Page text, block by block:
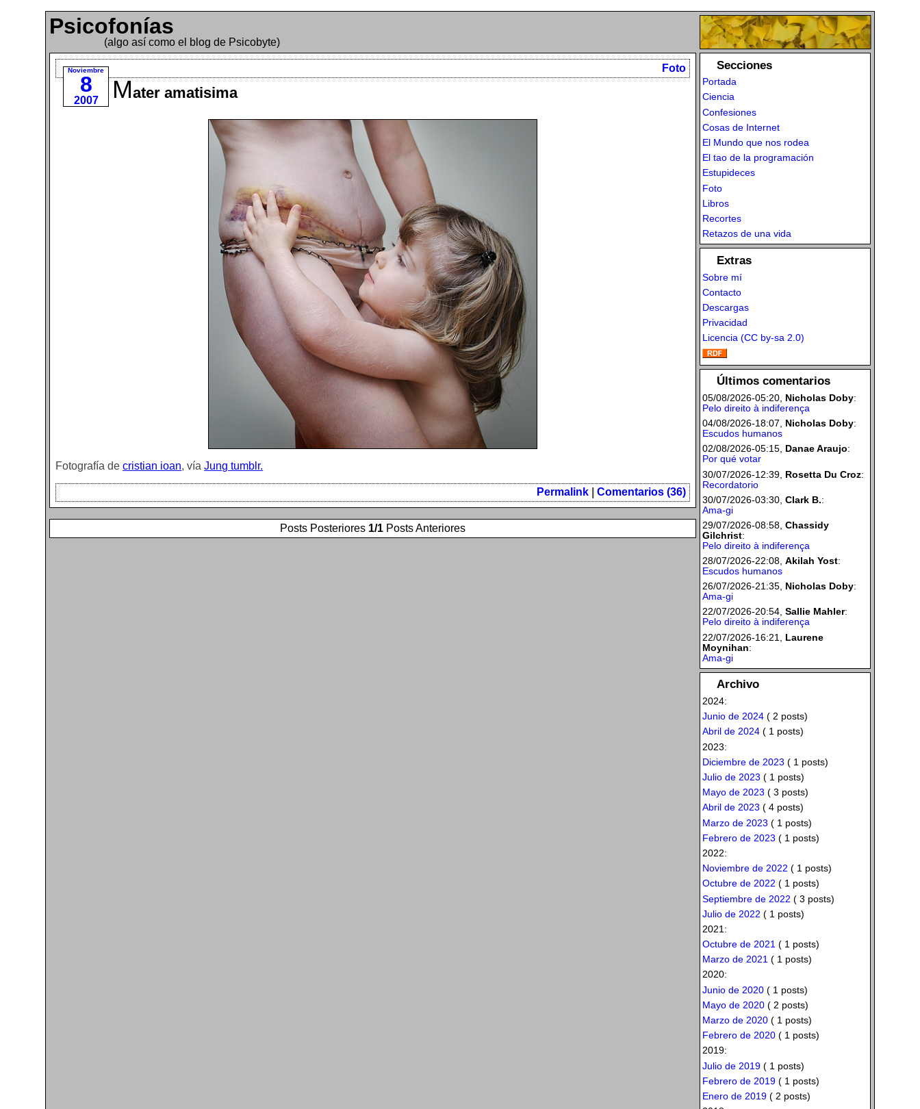
Psicofonías
(algo así como el blog de Psicobyte)
Noviembre
8
2007
Foto
Mater amatisima
Fotografía decristian ioan, víaJung tumblr.
Permalink Comentarios (36)
Posts Posteriores 1/1 Posts Anteriores
Secciones
Portada
Ciencia
Confesiones
Cosas de Internet
El Mundo que nos rodea
El tao de la programación
Estupideces
Foto
Libros
Recortes
Retazos de una vida
Extras
Sobre mí
Contacto
Descargas
Privacidad
Licencia (CC by-sa 2.0)
Últimos comentarios
05/08/2026-05:20, Nicholas Doby:
Pelo direito à indiferença
04/08/2026-18:07, Nicholas Doby:
Escudos humanos
02/08/2026-05:15, Danae Araujo:
Por qué votar
30/07/2026-12:39, Rosetta Du Croz:
Recordatorio
30/07/2026-03:30, Clark B.:
Ama-gi
29/07/2026-08:58, Chassidy
Gilchrist:
Pelo direito à indiferença
28/07/2026-22:08, Akilah Yost:
Escudos humanos
26/07/2026-21:35, Nicholas Doby:
Ama-gi
22/07/2026-20:54, Sallie Mahler:
Pelo direito à indiferença
22/07/2026-16:21, Laurene
Moynihan:
Ama-gi
Archivo
2024:
Junio de 2024( 2 posts)
Abril de 2024( 1 posts)
2023:
Diciembre de 2023 ( 1 posts)
Julio de 2023 ( 1 posts)
Mayo de 2023 ( 3 posts)
Abril de 2023 ( 4 posts)
Marzo de 2023 ( 1 posts)
Febrero de 2023 ( 1 posts)
2022:
Noviembre de 2022 ( 1 posts)
Octubre de 2022 ( 1 posts)
Septiembre de 2022 ( 3 posts)
Julio de 2022 ( 1 posts)
2021:
Octubre de 2021 ( 1 posts)
Marzo de 2021( 1 posts)
2020:
Junio de 2020( 1 posts)
Mayo de 2020( 2 posts)
Marzo de 2020( 1 posts)
Febrero de 2020( 1 posts)
2019:
Julio de 2019( 1 posts)
Febrero de 2019( 1 posts)
Enero de 2019( 2 posts)